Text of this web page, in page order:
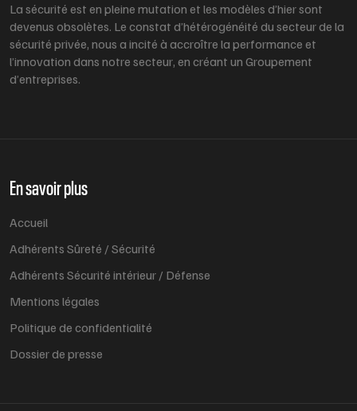
La sécurité est en pleine mutation et les modèles d’hier sont
devenus obsolètes. Le constat d’hétérogénéité du secteur de la
sécurité privée, nous a incité à accroître la performance et
l’innovation dans notre secteur, en créant un Groupement
d’entreprises.
En savoir plus
Accueil
Adhérents Sûreté / Sécurité
Adhérents Sécurité intérieur / Défense
Mentions légales
Politique de confidentialité
Dossier de presse